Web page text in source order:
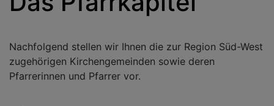
Nachfolgend stellen wir Ihnen die zur Region Süd-West
zugehörigen Kirchengemeinden sowie deren
Pfarrerinnen und Pfarrer vor.